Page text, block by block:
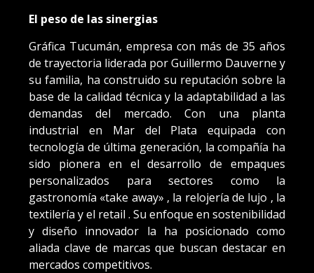
El peso de las sinergias
Gráfica Tucumán, empresa con más de 35 años
de trayectoria liderada por Guillermo Dauverne y
su familia, ha construido su reputación sobre la
base de la calidad técnica y la adaptabilidad a las
demandas del mercado. Con una planta
industrial en Mar del Plata equipada con
tecnología de última generación, la compañía ha
sido pionera en el desarrollo de empaques
personalizados para sectores como la
gastronomía «take away» , la relojería de lujo , la
textilería y el retail . Su enfoque en sostenibilidad
y diseño innovador la ha posicionado como
aliada clave de marcas que buscan destacar en
mercados competitivos.